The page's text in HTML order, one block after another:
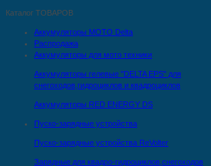
Каталог ТОВАРОВ
Аккумуляторы MOTO Delta
Распродажа
Аккумуляторы для мото техники
Аккумуляторы гелевые "DELTA EPS" для
снегоходов,гидроциклов и квадроциклов
Аккумуляторы RED ENERGY DS
Пуско-зарядные устройства
Пуско-зарядные устройства ReVolter
Зарядные для квадро-гидроциклов,снегоходов